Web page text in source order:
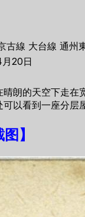
古線 大台線 通州
20日
晴朗的天空下走在
可以看到一座分层
】